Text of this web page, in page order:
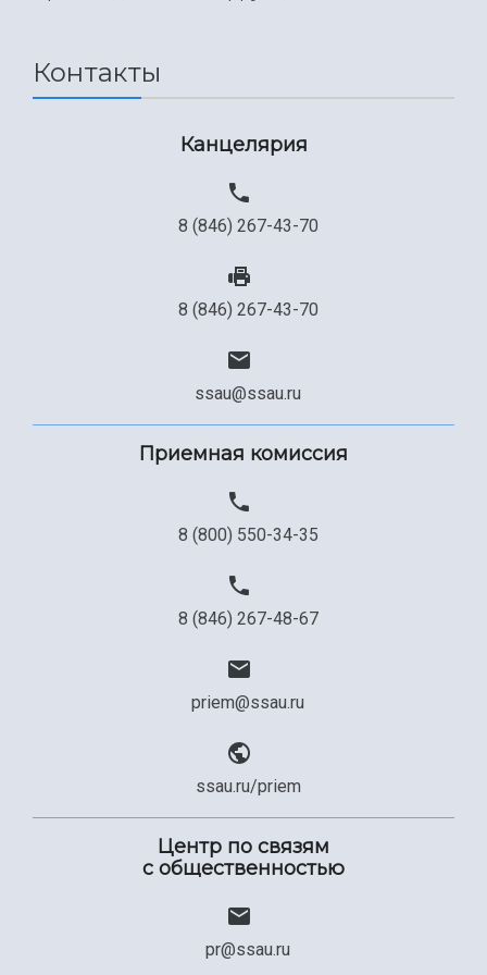
Официальные документы
Контакты
Канцелярия
8 (846) 267-43-70
8 (846) 267-43-70
ssau@ssau.ru
Приемная комиссия
8 (800) 550-34-35
8 (846) 267-48-67
priem@ssau.ru
ssau.ru/priem
Центр по связям
с общественностью
pr@ssau.ru